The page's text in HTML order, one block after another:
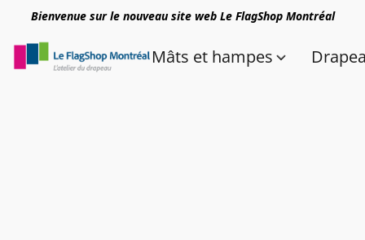
Bienvenue sur le nouveau site web Le FlagShop Montréal
Mâts et hampes